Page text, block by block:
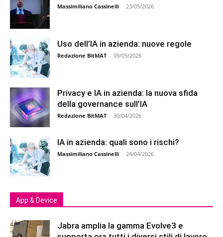
Massimiliano Cassinelli - 23/05/2026
Uso dell’IA in azienda: nuove regole
Redazione BitMAT - 09/05/2026
Privacy e IA in azienda: la nuova sfida
della governance sull’IA
Redazione BitMAT - 30/04/2026
IA in azienda: quali sono i rischi?
Massimiliano Cassinelli - 24/04/2026
App & Device
Jabra amplia la gamma Evolve3 e